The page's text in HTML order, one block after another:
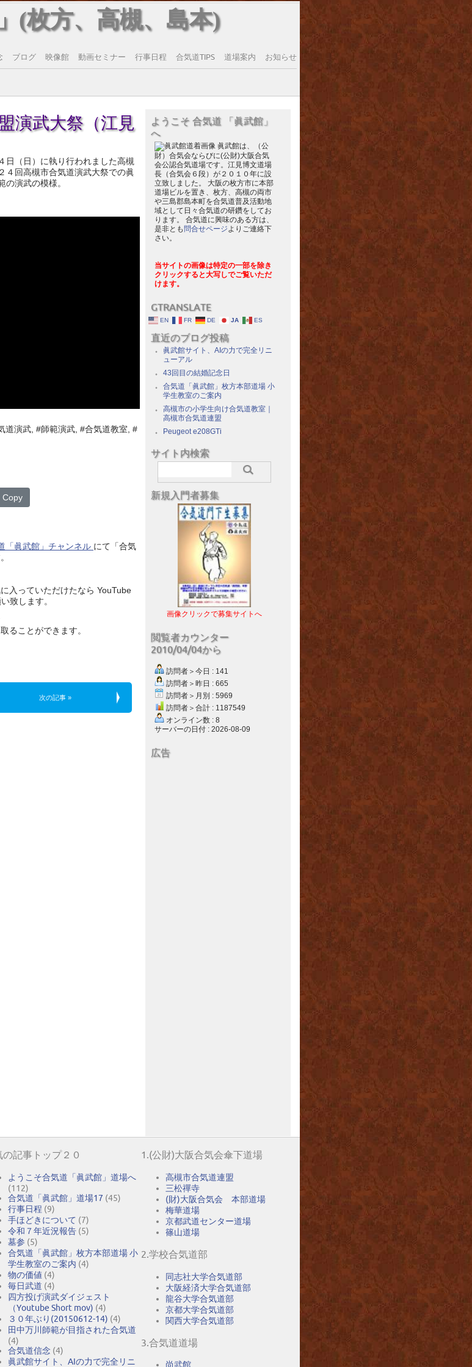
(枚方、高槻、島本)
ブログ 映像館 動画セミナー 行事日程 合気道TIPS 道場案内 お知らせ
演武大祭（江見
日（日）に執り行われました高槻
４回高槻市合気道演武大祭での眞
の演武の模様。
道演武, #師範演武, #合気道教室, #
Copy
「眞武館」チャンネル にて「合気
入っていただけたなら YouTube
致します。
ることができます。
次の記事 »
ようこそ 合気道 「眞武館」
へ
眞武館は、（公
財）合気会ならびに(公財)大阪合気
会公認合気道場です。江見博文道場
長（合気会６段）が２０１０年に設
立致しました。 大阪の枚方市に本部
道場ビルを置き、枚方、高槻の両市
や三島郡島本町を合気道普及活動地
域として日々合気道の研鑽をしてお
ります。 合気道に興味のある方は、
是非とも 問合せページよりご連絡下
さい。
当サイトの画像は特定の一部を除き
クリックすると大写しでご覧いただ
けます。
GTRANSLATE
EN FR DE JA ES
直近のブログ投稿
眞武館サイト、AIの力で完全リニ
ューアル
43回目の結婚記念日
合気道「眞武館」枚方本部道場 小
学生教室のご案内
高槻市の小学生向け合気道教室｜
高槻市合気道連盟
Peugeot e208GTi
サイト内検索
新規入門者募集
画像クリックで募集サイトへ
閲覧者カウンター
2010/04/04から
訪問者＞今日 : 141
訪問者＞昨日 : 665
訪問者＞月別 : 5969
訪問者＞合計 : 1187549
オンライン数 : 8
サーバーの日付 : 2026-08-09
広告
の記事トップ２０
ようこそ合気道「眞武館」道場へ
(112)
合気道「眞武館」道場17 (45)
行事日程 (9)
手ほどきについて (7)
令和７年近況報告 (5)
墓参 (5)
合気道「眞武館」枚方本部道場 小
学生教室のご案内 (4)
物の価値 (4)
毎日武道 (4)
四方投げ演武ダイジェスト
（Youtube Short mov) (4)
３０年ぶり(20150612-14) (4)
田中万川師範が目指された合気道
(4)
合気道信念 (4)
眞武館サイト、AIの力で完全リニ
1.(公財)大阪合気会傘下道場
高槻市合気道連盟
三松禪寺
(財)大阪合気会 本部道場
梅華道場
京都武道センター道場
篠山道場
2.学校合気道部
同志社大学合気道部
大阪経済大学合気道部
龍谷大学合気道部
京都大学合気道部
関西大学合気道部
3.合気道道場
尚武館